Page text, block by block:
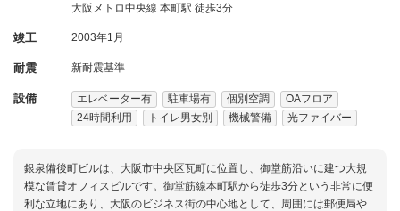
大阪メトロ中央線 本町駅 徒歩3分
竣工 2003年1月
耐震 新耐震基準
設備 エレベーター有 駐車場有 個別空調
OAフロア
24時間利用
トイレ男女別 機械警備 光ファイバー
銀泉備後町ビルは、大阪市中央区瓦町に位置し、御堂筋沿いに建つ大規
模な賃貸オフィスビルです。御堂筋線本町駅から徒歩3分という非常に便
利な立地にあり、大阪のビジネス街の中心地として、周囲には郵便局や